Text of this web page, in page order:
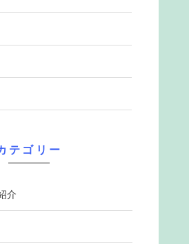
テゴリー
介